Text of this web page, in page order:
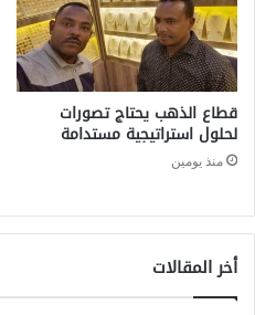
قطاع الذهب يحتاج تصورات
لحلول استراتيجية مستدامة
منذ يومين
أخر المقالات